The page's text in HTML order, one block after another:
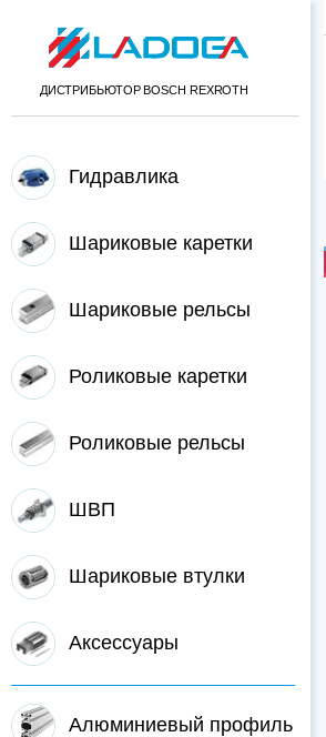
ДИСТРИБЬЮТОР BOSCH REXROTH
Гидравлика
Шариковые каретки
Шариковые рельсы
Роликовые каретки
Роликовые рельсы
ШВП
Шариковые втулки
Аксессуары
Алюминиевый профиль